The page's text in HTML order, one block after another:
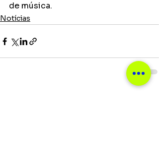
de música.
Notícias